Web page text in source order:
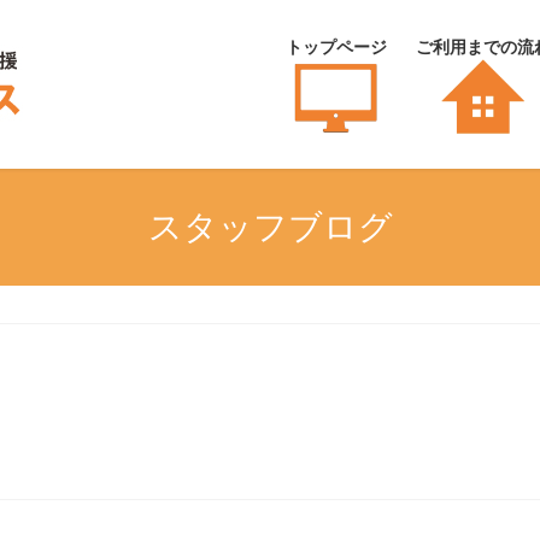
トップページ ご利用までの流
スタッフブログ